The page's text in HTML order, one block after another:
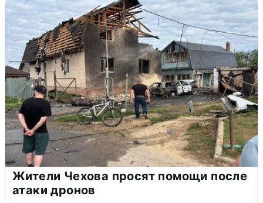
Жители Чехова просят помощи после
атаки дронов